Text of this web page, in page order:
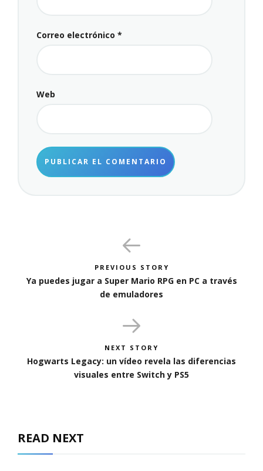
Correo electrónico *
Web
PREVIOUS STORY
Ya puedes jugar a Super Mario RPG en PC a través
de emuladores
NEXT STORY
Hogwarts Legacy: un vídeo revela las diferencias
visuales entre Switch y PS5
READ NEXT